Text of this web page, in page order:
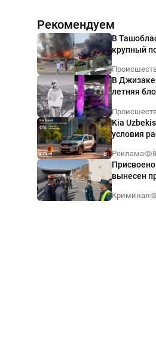
Рекомендуем
В
крупный
В
летняя
Kia
условия
годовых
Реклама
вынесен
Ташкенте
Криминал